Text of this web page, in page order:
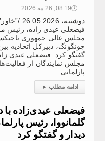
🕔08:19, 26.مه 2026
فیضعلی عیدی زاده، رئیس
مجلس عالی جمهوری
چونگونگ، دبیرکل اتحادیه
گفتگو کرد. فیضعلی عیدی
مجلس نمایندگان از
پارلمانی
ادامه مطلب ▸
فیضعلی عیدی‌زاده با
گلمانووا، رئیس
دیدار و گفتگو کرد